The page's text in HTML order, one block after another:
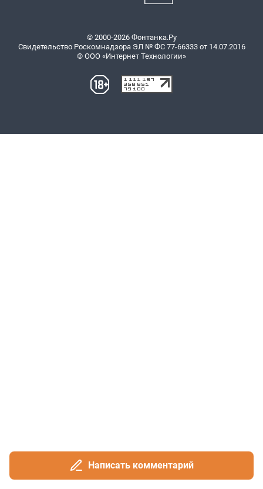
Написать комментарий